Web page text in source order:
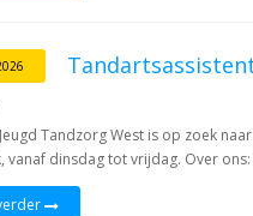
Tandzorg West is op zoek
vanaf dinsdag tot vrijdag. Over